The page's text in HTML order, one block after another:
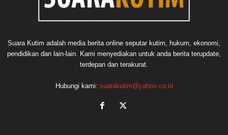
Suara Kutim adalah media berita online seputar kutim, hukum, ekonomi,
pendidikan dan lain-lain. Kami menyediakan untuk anda berita terupdate,
terdepan dan terakurat.
Hubungi kami: suarakutim@yahoo.co.id